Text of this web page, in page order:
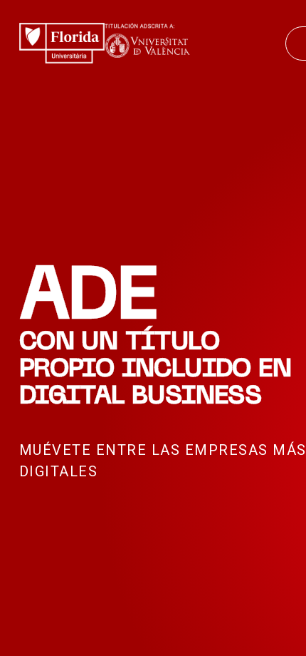
ADE
CON UN TÍTULO
PROPIO INCLUIDO EN
DIGITAL BUSINESS
MUÉVETE ENTRE LAS EMPRESAS MÁS
DIGITALES